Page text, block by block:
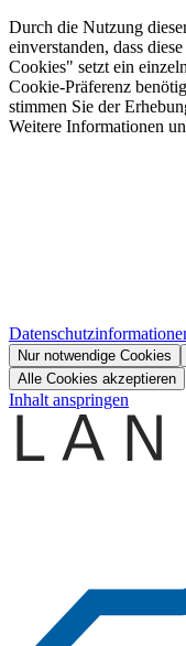
Durch die Nutzung
einverstanden, dass
Cookies" setzt ein
Cookie-Präferenz
stimmen Sie der
Weitere Informationen
Nur notwendige Cookies
Alle Cookies akzeptieren
Inhalt anspringen